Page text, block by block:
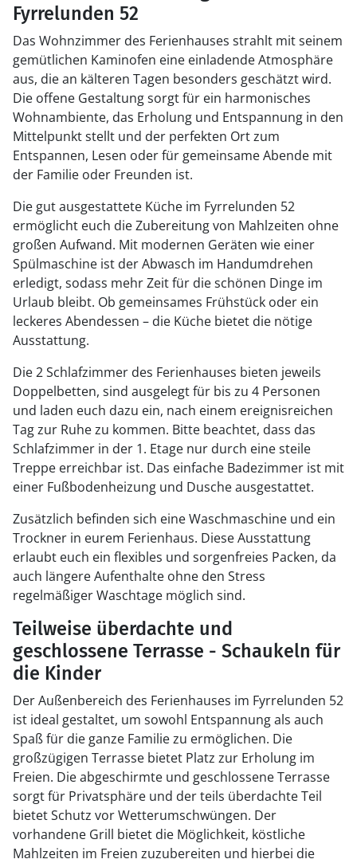
Fyrrelunden 52
Das Wohnzimmer des Ferienhauses strahlt mit seinem
gemütlichen Kaminofen eine einladende Atmosphäre
aus, die an kälteren Tagen besonders geschätzt wird.
Die offene Gestaltung sorgt für ein harmonisches
Wohnambiente, das Erholung und Entspannung in den
Mittelpunkt stellt und der perfekten Ort zum
Entspannen, Lesen oder für gemeinsame Abende mit
der Familie oder Freunden ist.
Die gut ausgestattete Küche im Fyrrelunden 52
ermöglicht euch die Zubereitung von Mahlzeiten ohne
großen Aufwand. Mit modernen Geräten wie einer
Spülmaschine ist der Abwasch im Handumdrehen
erledigt, sodass mehr Zeit für die schönen Dinge im
Urlaub bleibt. Ob gemeinsames Frühstück oder ein
leckeres Abendessen – die Küche bietet die nötige
Ausstattung.
Die 2 Schlafzimmer des Ferienhauses bieten jeweils
Doppelbetten, sind ausgelegt für bis zu 4 Personen
und laden euch dazu ein, nach einem ereignisreichen
Tag zur Ruhe zu kommen. Bitte beachtet, dass das
Schlafzimmer in der 1. Etage nur durch eine steile
Treppe erreichbar ist. Das einfache Badezimmer ist mit
einer Fußbodenheizung und Dusche ausgestattet.
Zusätzlich befinden sich eine Waschmaschine und ein
Trockner in eurem Ferienhaus. Diese Ausstattung
erlaubt euch ein flexibles und sorgenfreies Packen, da
auch längere Aufenthalte ohne den Stress
regelmäßiger Waschtage möglich sind.
Teilweise überdachte und
geschlossene Terrasse - Schaukeln für
die Kinder
Der Außenbereich des Ferienhauses im Fyrrelunden 52
ist ideal gestaltet, um sowohl Entspannung als auch
Spaß für die ganze Familie zu ermöglichen. Die
großzügigen Terrasse bietet Platz zur Erholung im
Freien. Die abgeschirmte und geschlossene Terrasse
sorgt für Privatsphäre und der teils überdachte Teil
bietet Schutz vor Wetterumschwüngen. Der
vorhandene Grill bietet die Möglichkeit, köstliche
Mahlzeiten im Freien zuzubereiten und hierbei die